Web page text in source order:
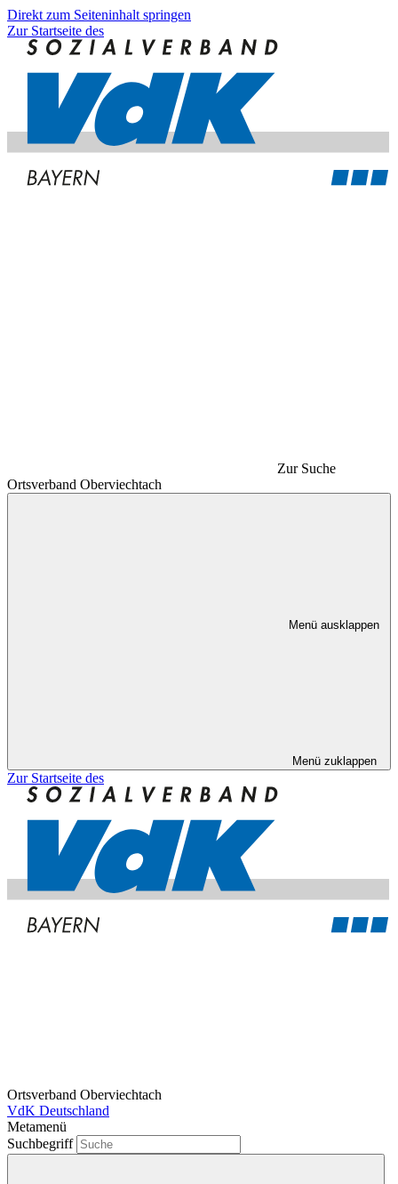
Direkt zum Seiteninhalt springen
Zur Startseite des
Zur Suche
Ortsverband Oberviechtach
Menü ausklappen
Menü zuklappen
Zur Startseite des
Ortsverband Oberviechtach
VdK Deutschland
Metamenü
Suchbegriff